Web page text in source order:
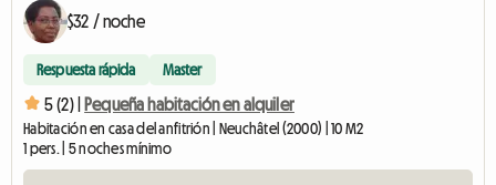
$32 / noche
Respuesta rápida Master
5 (2) | Pequeña habitación en alquiler
Habitación en casa del anfitrión | Neuchâtel (2000) | 10 M2
1 pers. | 5 noches mínimo